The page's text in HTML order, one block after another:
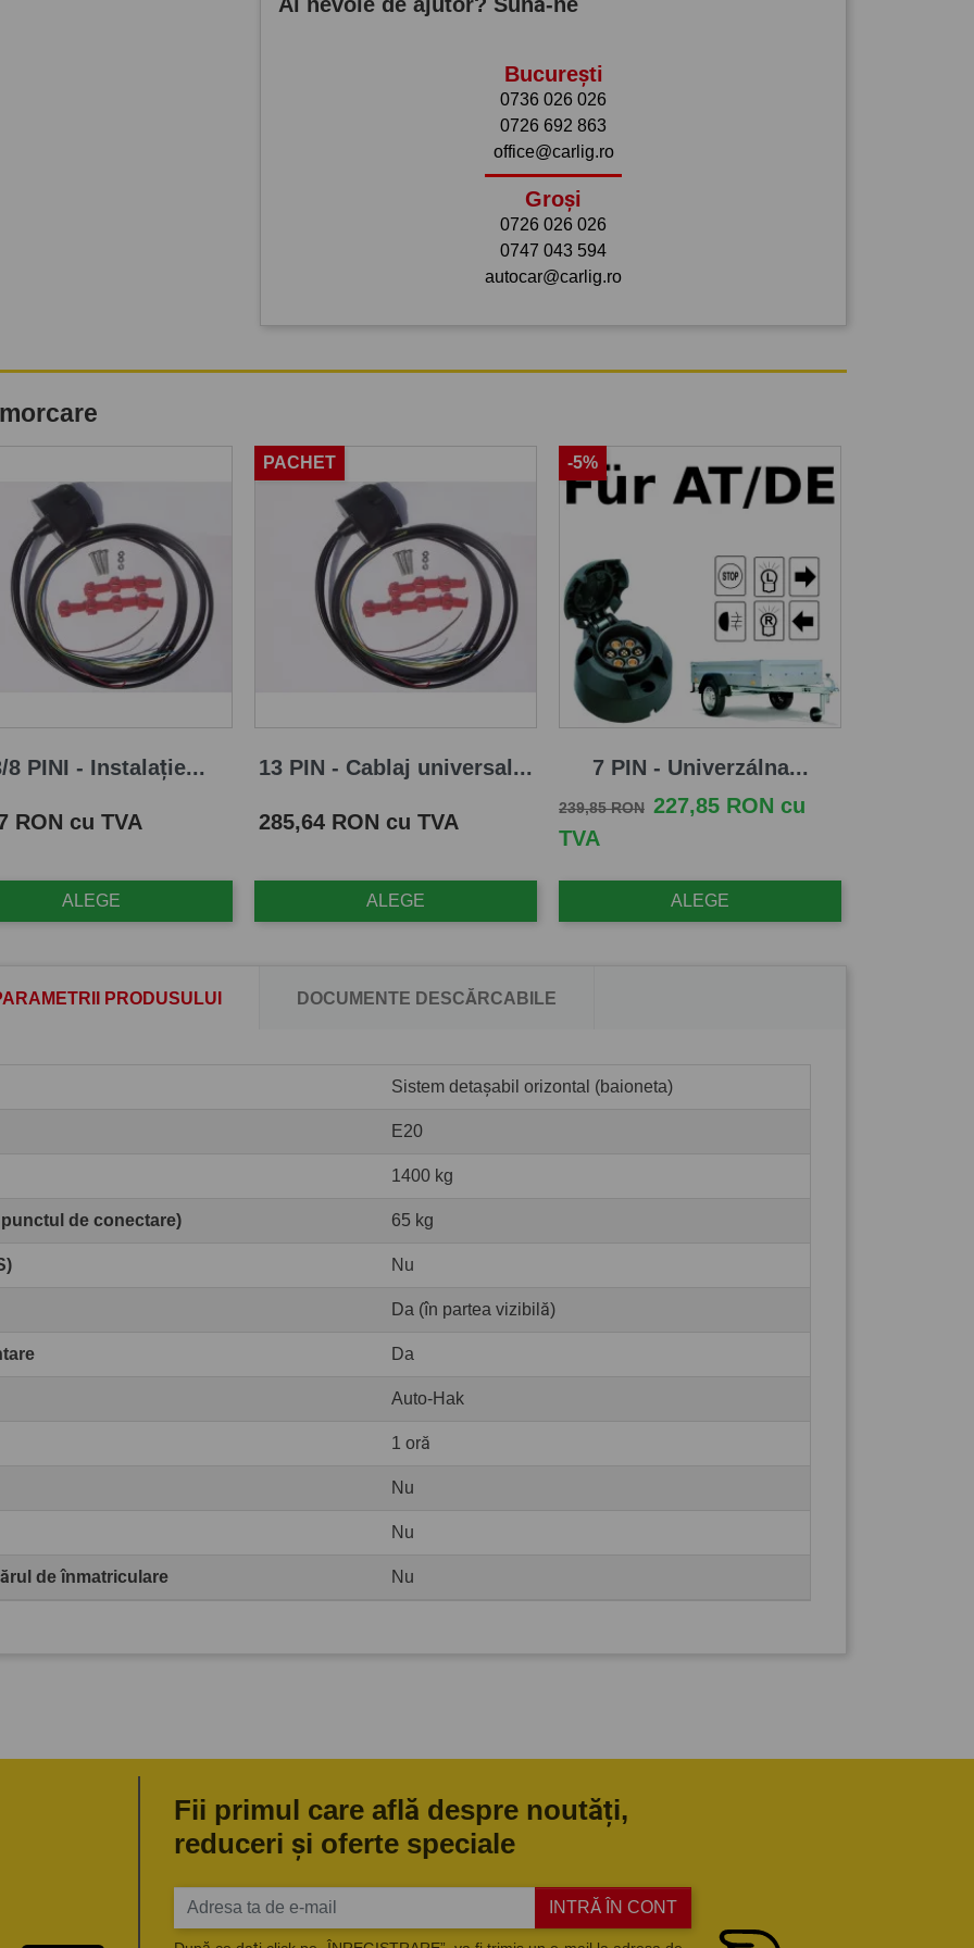
București
0736 026 026
0726 692 863
office@carlig.ro
Groși
0726 026 026
0747 043 594
autocar@carlig.ro
8 PINI - Instalație...
RON cu TVA
ALEGE
13 PIN - Cablaj universal...
Pret
285,64 RON cu TVA
ALEGE
PACHET
7 PIN - Univerzálna...
Pret de baza
239,85 RON Pret
227,85 RON cu
TVA
ALEGE
-5%
PRODUSULUI DOCUMENTE DESCĂRCABILE
Sistem detașabil orizontal (baioneta)
E20
1400 kg
de conectare) 65 kg
Nu
Da (în partea vizibilă)
Da
Auto-Hak
1 oră
Nu
Nu
de înmatriculare Nu
Fii primul care află despre noutăți,
reduceri și oferte speciale
INTRĂ ÎN CONT